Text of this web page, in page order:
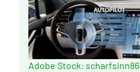
Adobe Stock: scharfsinn86